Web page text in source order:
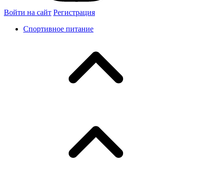
Войти на сайт Регистрация
Спортивное питание